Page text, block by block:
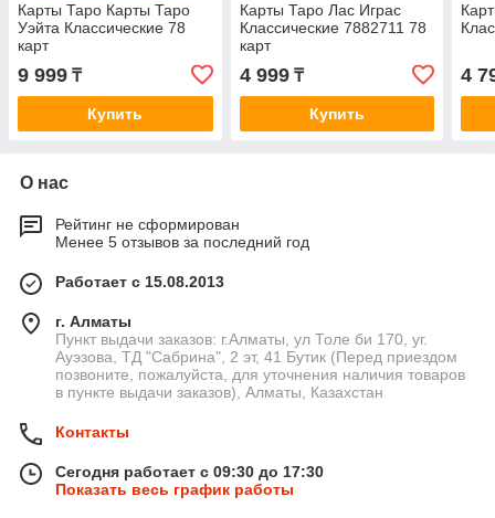
Карты Таро Карты Таро
Уэйта Классические 78
карт
9 999 ₸
Купить
Карты Таро Лас Играс
Классические 7882711 78
карт
4 999₸
Купить
4
О нас
Рейтинг не сформирован
Менее 5 отзывов за последний год
Работает с 15.08.2013
г. Алматы
Пункт выдачи заказов: г.Алматы, ул Толе би 170, уг.
Ауэзова, ТД "Сабрина", 2 эт, 41 Бутик (Перед приездом
позвоните, пожалуйста, для уточнения наличия товаров
в пункте выдачи заказов), Алматы, Казахстан
Контакты
Сегодня работает с 09:30 до 17:30
Показать весь график работы